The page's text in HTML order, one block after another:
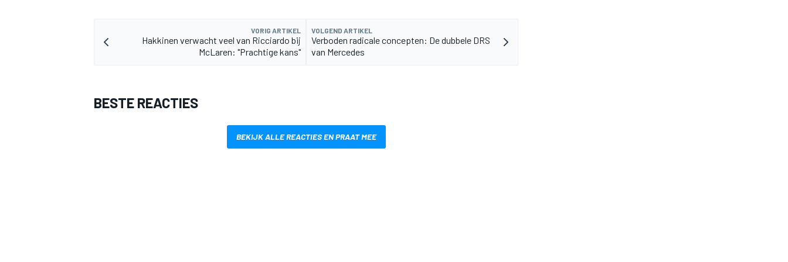
VORIG ARTIKEL
Hakkinen verwacht veel van Ricciardo bij
McLaren: "Prachtige kans"
VOLGEND ARTIKEL
Verboden radicale concepten: De dubbele DRS
van Mercedes
BESTE REACTIES
BEKIJK ALLE REACTIES EN PRAAT MEE